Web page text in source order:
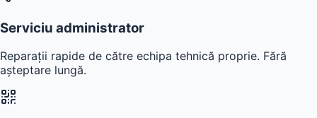
Serviciu administrator
Reparații rapide de către echipa tehnică proprie. Fără
așteptare lungă.